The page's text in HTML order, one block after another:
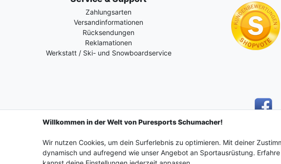
Zahlungsarten
Versandinformationen
Rücksendungen
Reklamationen
Werkstatt / Ski- und Snowboardservice
Impressum Daten­schutz­erklärung AGB
Willkommen in der Welt von Puresports Schumacher!
Wir nutzen Cookies, um dein Surferlebnis zu optimieren. Mit deiner
dynamisch und aufregend wie unser Angebot an Sportausrüstung.